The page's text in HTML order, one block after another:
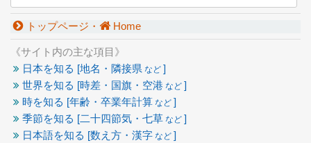
トップページ・ Home
《サイト内の主な項目》
日本を知る [地名・隣接県 など ]
世界を知る [時差・国旗・空港 など ]
時を知る [年齢・卒業年計算 など ]
季節を知る [二十四節気・七草 など ]
日本語を知る [数え方・漢字 など ]